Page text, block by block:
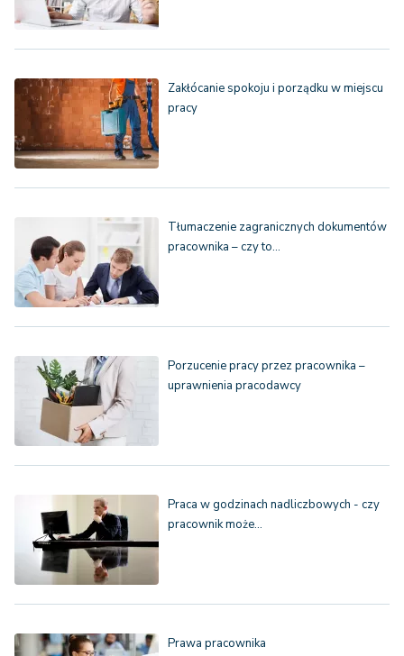
Zakłócanie spokoju i porządku w miejscu
pracy
Tłumaczenie zagranicznych dokumentów
pracownika – czy to…
Porzucenie pracy przez pracownika –
uprawnienia pracodawcy
Praca w godzinach nadliczbowych - czy
pracownik może…
Prawa pracownika